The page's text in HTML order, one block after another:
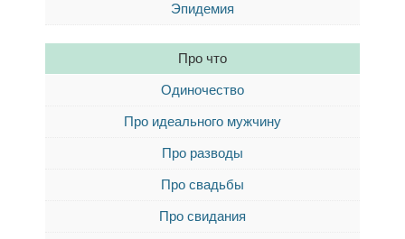
Эпидемия
Про что
Одиночество
Про идеального мужчину
Про разводы
Про свадьбы
Про свидания